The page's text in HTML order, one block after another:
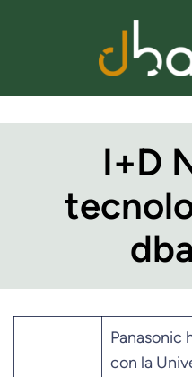
I+D
Panasonic
con la